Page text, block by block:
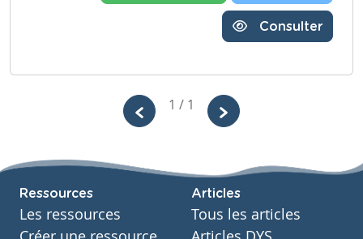
Consulter
1 / 1
Ressources
Les ressources
Articles
Tous les articles